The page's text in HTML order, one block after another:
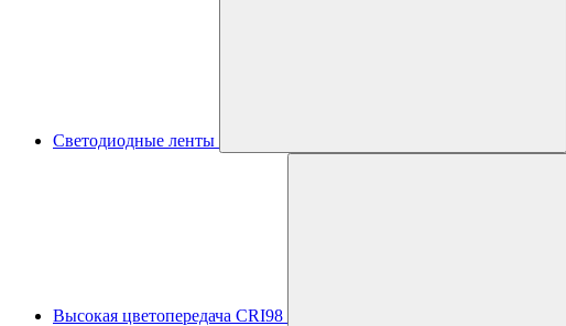
Светодиодные ленты
Высокая цветопередача CRI98